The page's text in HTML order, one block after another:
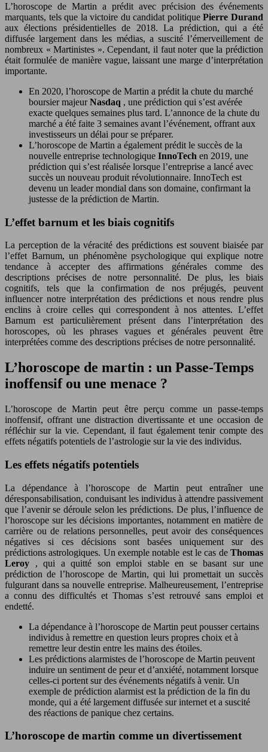
L’horoscope de Martin a prédit avec précision des événements
marquants, tels que la victoire du candidat politiquePierre Durand
aux élections présidentielles de 2018. La prédiction, qui a été
diffusée largement dans les médias, a suscité l’émerveillement de
nombreux « Martinistes ». Cependant, il faut noter que la prédiction
était formulée de manière vague, laissant une marge d’interprétation
importante.
En 2020, l’horoscope de Martin a prédit la chute du marché
boursier majeurNasdaq , une prédiction qui s’est avérée
exacte quelques semaines plus tard. L’annonce de la chute du
marché a été faite 3 semaines avant l’événement, offrant aux
investisseurs un délai pour se préparer.
L’horoscope de Martin a également prédit le succès de la
nouvelle entreprise technologique InnoTech en 2019, une
prédiction qui s’est réalisée lorsque l’entreprise a lancé avec
succès un nouveau produit révolutionnaire. InnoTech est
devenu un leader mondial dans son domaine, confirmant la
justesse de la prédiction de Martin.
L’effet barnum et les biais cognitifs
La perception de la véracité des prédictions est souvent biaisée par
l’effet Barnum, un phénomène psychologique qui explique notre
tendance à accepter des affirmations générales comme des
descriptions précises de notre personnalité. De plus, les biais
cognitifs, tels que la confirmation de nos préjugés, peuvent
influencer notre interprétation des prédictions et nous rendre plus
enclins à croire celles qui correspondent à nos attentes. L’effet
Barnum est particulièrement présent dans l’interprétation des
horoscopes, où les phrases vagues et générales peuvent être
interprétées comme des descriptions précises de notre personnalité.
L’horoscope de martin : un Passe-Temps
inoffensif ou une menace ?
L’horoscope de Martin peut être perçu comme un passe-temps
inoffensif, offrant une distraction divertissante et une occasion de
réfléchir sur la vie. Cependant, il faut également tenir compte des
effets négatifs potentiels de l’astrologie sur la vie des individus.
Les effets négatifs potentiels
La dépendance à l’horoscope de Martin peut entraîner une
déresponsabilisation, conduisant les individus à attendre passivement
que l’avenir se déroule selon les prédictions. De plus, l’influence de
l’horoscope sur les décisions importantes, notamment en matière de
carrière ou de relations personnelles, peut avoir des conséquences
négatives si ces décisions sont basées uniquement sur des
prédictions astrologiques. Un exemple notable est le cas de Thomas
Leroy , qui a quitté son emploi stable en se basant sur une
prédiction de l’horoscope de Martin, qui lui promettait un succès
fulgurant dans sa nouvelle entreprise. Malheureusement, l’entreprise
a connu des difficultés et Thomas s’est retrouvé sans emploi et
endetté.
La dépendance à l’horoscope de Martin peut pousser certains
individus à remettre en question leurs propres choix et à
remettre leur destin entre les mains des étoiles.
Les prédictions alarmistes de l’horoscope de Martin peuvent
induire un sentiment de peur et d’anxiété, notamment lorsque
celles-ci portent sur des événements négatifs à venir. Un
exemple de prédiction alarmist est la prédiction de la fin du
monde, qui a été largement diffusée sur internet et a suscité
des réactions de panique chez certains.
L’horoscope de martin comme un divertissement